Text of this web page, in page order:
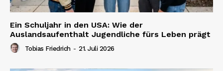
Ein Schuljahr in den USA: Wie der
Auslandsaufenthalt Jugendliche fürs Leben prägt
Tobias Friedrich - 21. Juli 2026